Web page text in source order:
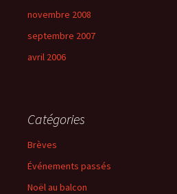
novembre 2008
septembre 2007
avril 2006
Catégories
Brèves
Événements passés
Noël au balcon